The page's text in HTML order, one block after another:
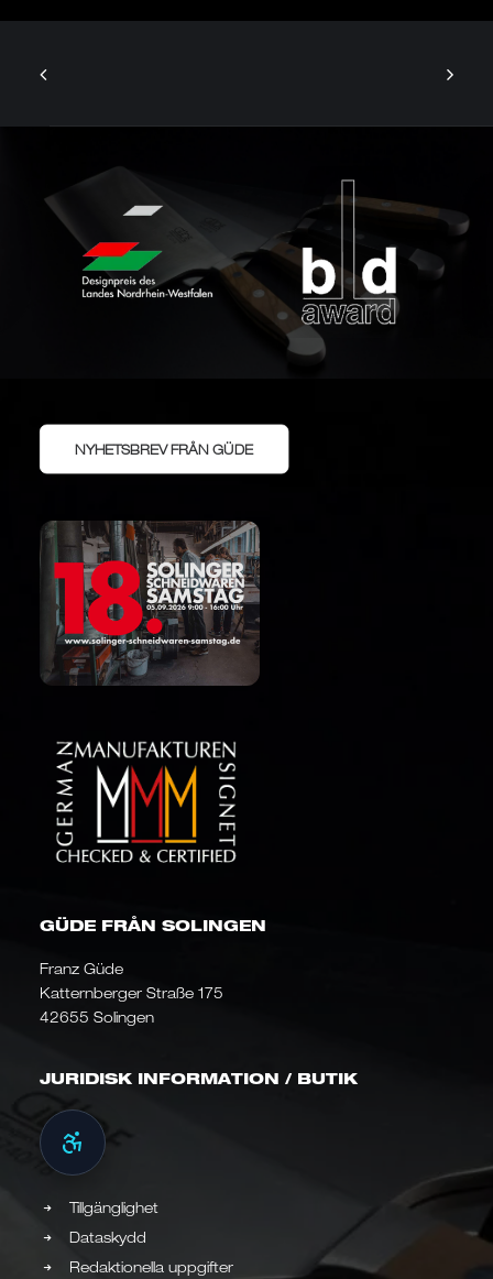
NYHETSBREV FRÅN GÜDE
GÜDE FRÅN SOLINGEN
Franz Güde
Katternberger Straße 175
42655 Solingen
JURIDISK INFORMATION / BUTIK
Tillgänglighet
Dataskydd
Redaktionella uppgifter